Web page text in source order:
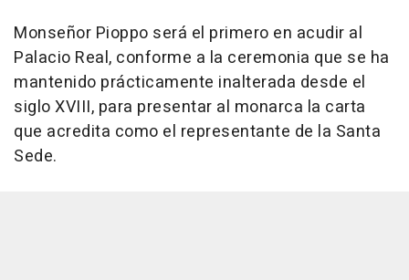
Monseñor Pioppo será el primero en acudir al
Palacio Real, conforme a la ceremonia que se ha
mantenido prácticamente inalterada desde el
siglo XVIII, para presentar al monarca la carta
que acredita como el representante de la Santa
Sede.